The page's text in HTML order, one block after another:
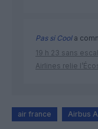
Pas si Coola
19 h 23 sans
Airlines relie
air france Airbus